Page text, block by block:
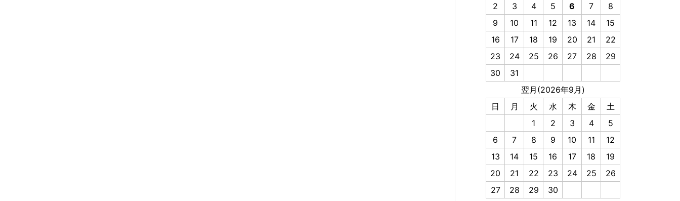
2
3 4 5 6 7
8
9
10 11 12 13 14
15
16
17 18 19 20 21
22
23
24 25 26 27 28
29
30
31
翌月(2026年9月)
日
月 火 水 木 金
土
1
2 3 4
5
6
7 8 9 10 11
12
13
14 15 16 17 18
19
20
21 22 23 24 25
26
27
28 29
30